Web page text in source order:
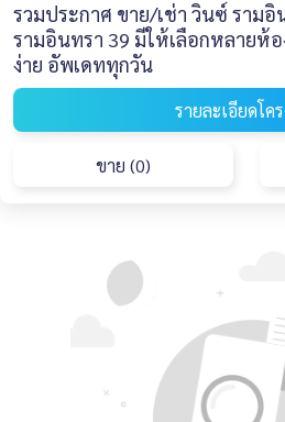
รวมประกาศ ขาย/เช่า วินซ์ รามอิ
รามอินทรา 39 มีให้เลือกหลายห้
ง่าย อัพเดททุกวัน
รายละเอียดโค
ขาย (0)